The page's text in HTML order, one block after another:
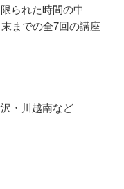
られた時間の中
までの全7回の講座
・川越南など